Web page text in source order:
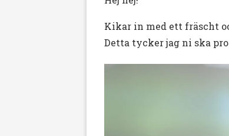
Kikar in med ett fräscht
Detta tycker jag ni ska